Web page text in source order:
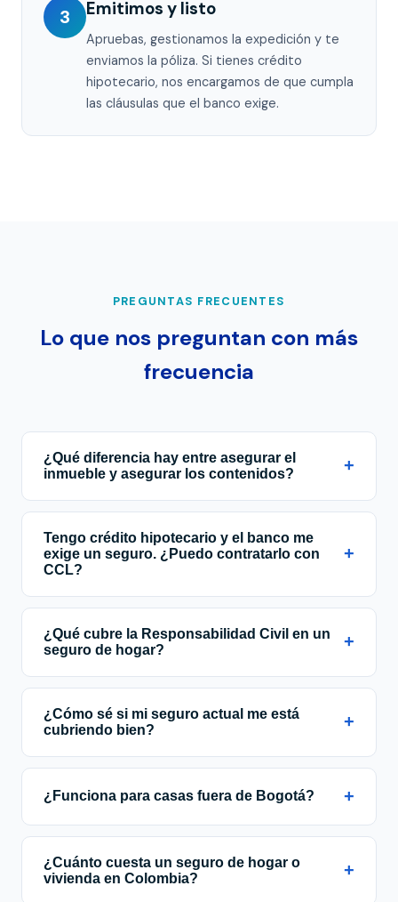
3 Emitimos y listo
Apruebas, gestionamos la expedición y te
enviamos la póliza. Si tienes crédito
hipotecario, nos encargamos de que cumpla
las cláusulas que el banco exige.
PREGUNTAS FRECUENTES
Lo que nos preguntan con más
frecuencia
¿Qué diferencia hay entre asegurar el
inmueble y asegurar los contenidos?
+
Tengo crédito hipotecario y el banco me
exige un seguro. ¿Puedo contratarlo con
CCL?
+
¿Qué cubre la Responsabilidad Civil en un
seguro de hogar?
+
¿Cómo sé si mi seguro actual me está
cubriendo bien?
+
¿Funciona para casas fuera de Bogotá? +
¿Cuánto cuesta un seguro de hogar o
vivienda en Colombia?
+